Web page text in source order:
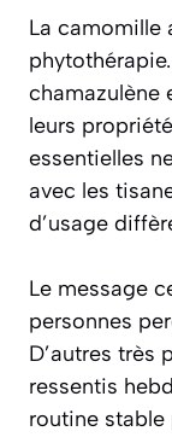
La camomille
chamazulène
leurs
essentielles
avec les
d’usage
Le message
personnes
D’autres très
ressentis
routine